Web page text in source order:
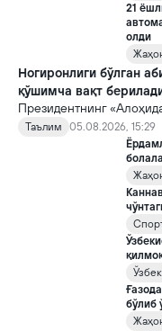
21
олди
Ногиронлиги бўлган
қўшимча вақт
Президентнинг
таълим ва ижтимоий
такомиллаштириш
тўғрисида»ги қарори
янги механизмлар
Таълим
05.08.2026, 15:29
бўлиб